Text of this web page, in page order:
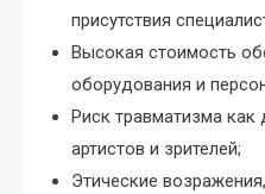
присутствия
Высокая стоимость
оборудования и
Риск травматизма как
артистов и зрителей;
Этические